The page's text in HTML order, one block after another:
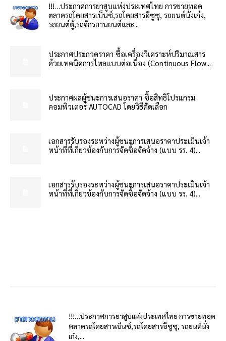
!!!…ประกาศการยาสูบแห่งประเทศไทย การขายทอด
ตลาดรถโดยสารเบ็นซ์,รถโดยสารอีซูซุ, รถยนต์นั่งเก๋ง,
รถยนต์ตู้,รถจักรยานยนต์และ...
ประกาศประกวดราคา ซื้อเครื่องวิเคราะห์ปริมาณสาร
ด้วยเทคนิคการไหลแบบต่อเนื่อง (Continuous Flow...
ประกาศผลผู้ชนะการเสนอราคา ซื้อสิทธิโปรแกรม
คอมพิวเตอร์ AUTOCAD โดยวิธีคัดเลือก
เอกสารรับรองระหว่างผู้ชนะการเสนอราคาประเมินเจ้า
หน้าที่ที่เกี่ยวข้องกับการจัดซื้อจัดจ้าง (แบบ รร. 4)...
เอกสารรับรองระหว่างผู้ชนะการเสนอราคาประเมินเจ้า
หน้าที่ที่เกี่ยวข้องกับการจัดซื้อจัดจ้าง (แบบ รร. 4)...
!!!…ประกาศการยาสูบแห่งประเทศไทย การขายทอด
ตลาดรถโดยสารเบ็นซ์,รถโดยสารอีซูซุ, รถยนต์นั่ง
เก๋ง,...